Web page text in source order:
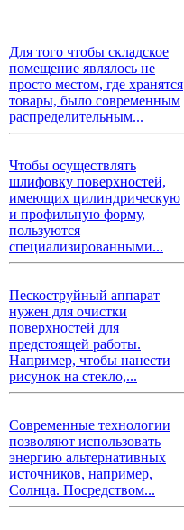
Для того чтобы складское
помещение являлось не
просто местом, где хранятся
товары, было современным
распределительным...
Чтобы осуществлять
шлифовку поверхностей,
имеющих цилиндрическую
и профильную форму,
пользуются
специализированными...
Пескоструйный аппарат
нужен для очистки
поверхностей для
предстоящей работы.
Например, чтобы нанести
рисунок на стекло,...
Современные технологии
позволяют использовать
энергию альтернативных
источников, например,
Солнца. Посредством...